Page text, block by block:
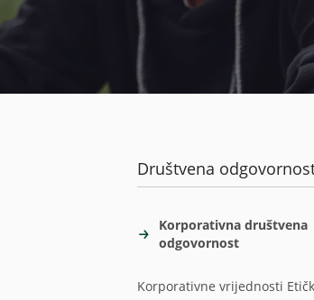
Društvena
Korporativna društvena
odgovornost
Korporativne vrijednosti